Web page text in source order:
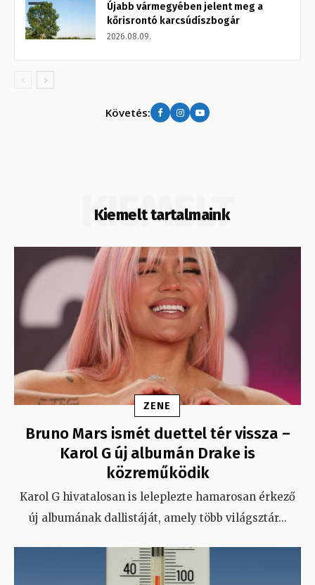
Újabb vármegyében jelent meg a
kőrisrontó karcsúdíszbogár
2026.08.09.
Követés:
Kiemelt tartalmaink
KIEMELT
ZENE
Bruno Mars ismét duettel tér vissza –
Karol G új albumán Drake is
közreműködik
Karol G hivatalosan is leleplezte hamarosan érkező
új albumának dallistáját, amely több világsztár...